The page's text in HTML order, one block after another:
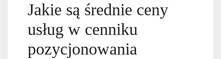
Jakie są średnie ceny
usług w cenniku
pozycjonowania